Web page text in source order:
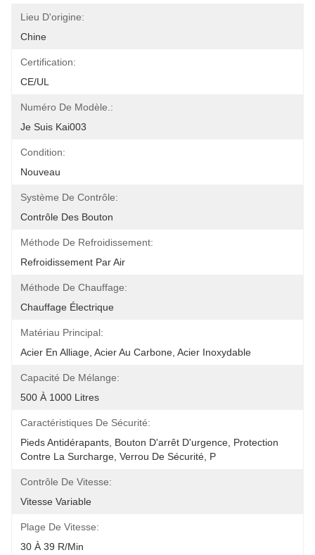
Lieu D'origine:
Chine
Certification:
CE/UL
Numéro De Modèle.:
Je Suis Kai003
Condition:
Nouveau
Système De Contrôle:
Contrôle Des Bouton
Méthode De Refroidissement:
Refroidissement Par Air
Méthode De Chauffage:
Chauffage Électrique
Matériau Principal:
Acier En Alliage, Acier Au Carbone, Acier Inoxydable
Capacité De Mélange:
500 À 1000 Litres
Caractéristiques De Sécurité:
Pieds Antidérapants, Bouton D'arrêt D'urgence, Protection
Contre La Surcharge, Verrou De Sécurité, P
Contrôle De Vitesse:
Vitesse Variable
Plage De Vitesse:
30 À 39 R/min